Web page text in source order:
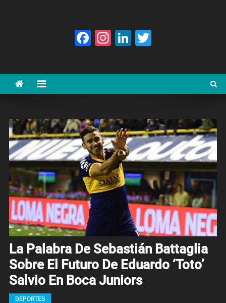
Facebook
Instagram
LinkedIn
La Palabra De Sebastián Battaglia
Sobre El Futuro De Eduardo ‘Toto’
Salvio En Boca Juniors
DEPORTES